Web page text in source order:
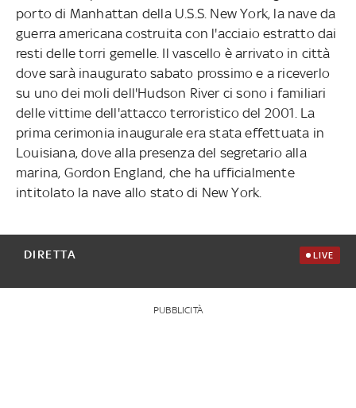
porto di Manhattan della U.S.S. New York, la nave da
guerra americana costruita con l'acciaio estratto dai
resti delle torri gemelle. Il vascello è arrivato in città
dove sarà inaugurato sabato prossimo e a riceverlo
su uno dei moli dell'Hudson River ci sono i familiari
delle vittime dell'attacco terroristico del 2001. La
prima cerimonia inaugurale era stata effettuata in
Louisiana, dove alla presenza del segretario alla
marina, Gordon England, che ha ufficialmente
intitolato la nave allo stato di New York.
DIRETTA LIVE
PUBBLICITÀ